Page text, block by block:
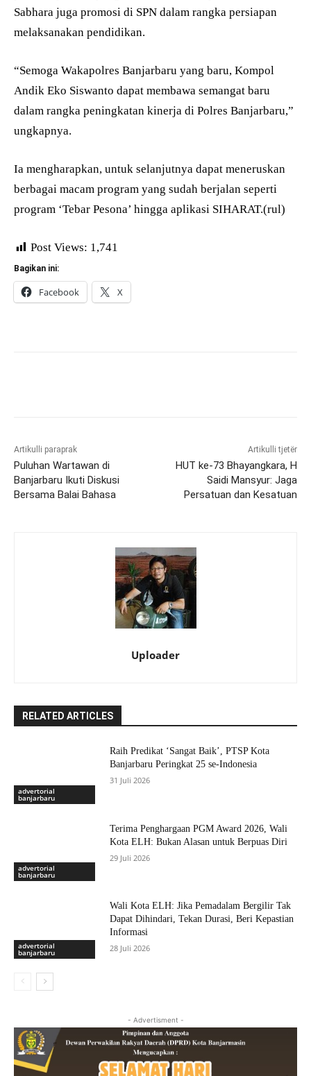
Sabhara juga promosi di SPN dalam rangka persiapan
melaksanakan pendidikan.
“Semoga Wakapolres Banjarbaru yang baru, Kompol
Andik Eko Siswanto dapat membawa semangat baru
dalam rangka peningkatan kinerja di Polres Banjarbaru,”
ungkapnya.
Ia mengharapkan, untuk selanjutnya dapat meneruskan
berbagai macam program yang sudah berjalan seperti
program ‘Tebar Pesona’ hingga aplikasi SIHARAT.(rul)
Post Views: 1,741
Bagikan ini:
Facebook X
Artikulli paraprak
Puluhan Wartawan di
Banjarbaru Ikuti Diskusi
Bersama Balai Bahasa
Artikulli tjetër
HUT ke-73 Bhayangkara, H
Saidi Mansyur: Jaga
Persatuan dan Kesatuan
Uploader
RELATED ARTICLES
advertorial
banjarbaru
Raih Predikat ‘Sangat Baik’, PTSP Kota
Banjarbaru Peringkat 25 se-Indonesia
31 Juli 2026
advertorial
banjarbaru
Terima Penghargaan PGM Award 2026, Wali
Kota ELH: Bukan Alasan untuk Berpuas Diri
29 Juli 2026
advertorial
banjarbaru
Wali Kota ELH: Jika Pemadalam Bergilir Tak
Dapat Dihindari, Tekan Durasi, Beri Kepastian
Informasi
28 Juli 2026
- Advertisment -